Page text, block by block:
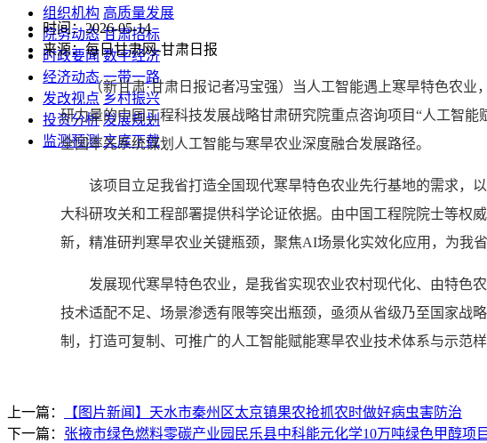
组织机构 高质量发展
院务动态 甘肃招标
时政要闻 数字经济
经济动态 一带一路
发改视点 乡村振兴
投资分析 发展规划
监测预测 文库下载
时间：2026-05-14
来源：每日甘肃网-甘肃日报
（新甘肃·甘肃日报记者冯宝强）当人工智能遇上寒旱特色农
研力量的中国工程科技发展战略甘肃研究院重点咨询项目“人工智
全国率先系统谋划人工智能与寒旱农业深度融合发展路径。
该项目立足我省打造全国现代寒旱特色农业先行基地的需求，以
大科研攻关和工程部署提供科学论证依据。由中国工程院院士等权
新，精准研判寒旱农业关键瓶颈，聚焦AI场景化实效化应用，为我
发展现代寒旱特色农业，是我省实现农业农村现代化、由特色农
技术适配不足、场景渗透有限等突出瓶颈，亟须从省级乃至国家战
制，打造可复制、可推广的人工智能赋能寒旱农业技术体系与示范样
上一篇：
【图片新闻】天水市秦州区太京镇果农抢抓农时做好病虫害防治
下一篇： 张掖市绿色燃料零碳产业园民乐县中科能元化学10万吨绿色甲醇项